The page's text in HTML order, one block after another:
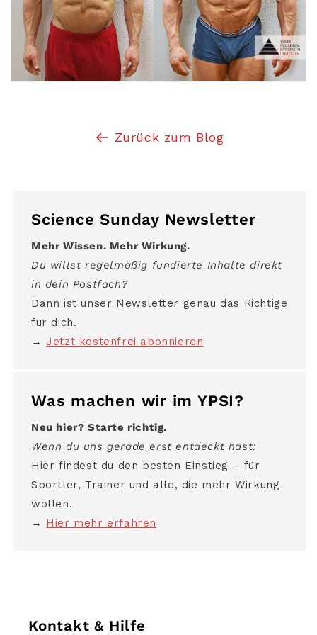
Zurück zum Blog
Science Sunday Newsletter
Mehr Wissen. Mehr Wirkung.
Du willst regelmäßig fundierte Inhalte direkt
in dein Postfach?
Dann ist unser Newsletter genau das Richtige
für dich.
→Jetzt kostenfrei abonnieren
Was machen wir im YPSI?
Neu hier? Starte richtig.
Wenn du uns gerade erst entdeckt hast:
Hier findest du den besten Einstieg – für
Sportler, Trainer und alle, die mehr Wirkung
wollen.
→ Hier mehr erfahren
Kontakt & Hilfe